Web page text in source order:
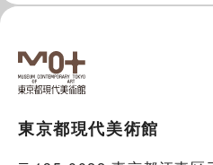
東京都現代美術館